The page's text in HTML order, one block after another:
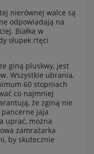
nierównej walce są
odpowiadają na
Białka w
słupek rtęci
giną pluskwy, jest
Wszystkie ubrania,
60 stopniach
co najmniej
że zginą nie
jaja
uprać, można
zamrażarka
by skutecznie